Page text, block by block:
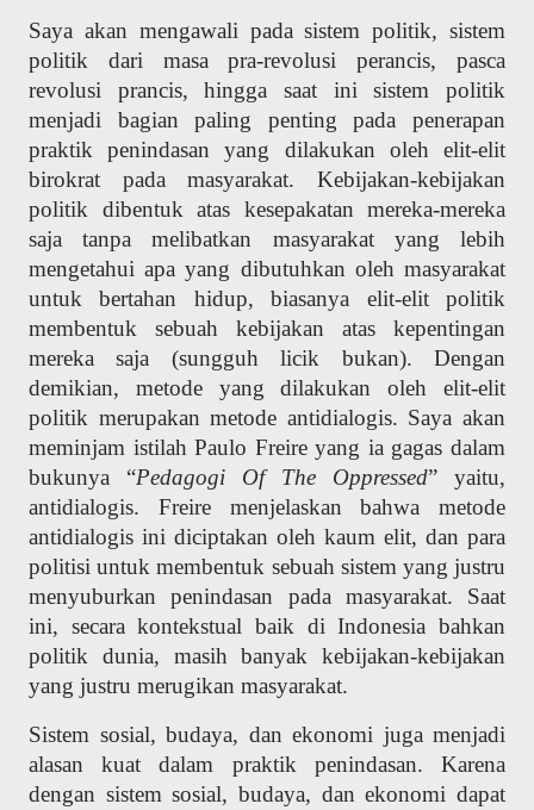
Saya akan mengawali pada sistem politik, sistem
politik dari masa pra-revolusi perancis, pasca
revolusi prancis, hingga saat ini sistem politik
menjadi bagian paling penting pada penerapan
praktik penindasan yang dilakukan oleh elit-elit
birokrat pada masyarakat. Kebijakan-kebijakan
politik dibentuk atas kesepakatan mereka-mereka
saja tanpa melibatkan masyarakat yang lebih
mengetahui apa yang dibutuhkan oleh masyarakat
untuk bertahan hidup, biasanya elit-elit politik
membentuk sebuah kebijakan atas kepentingan
mereka saja (sungguh licik bukan). Dengan
demikian, metode yang dilakukan oleh elit-elit
politik merupakan metode antidialogis. Saya akan
meminjam istilah Paulo Freire yang ia gagas dalam
bukunya “Pedagogi Of The Oppressed” yaitu,
antidialogis. Freire menjelaskan bahwa metode
antidialogis ini diciptakan oleh kaum elit, dan para
politisi untuk membentuk sebuah sistem yang justru
menyuburkan penindasan pada masyarakat. Saat
ini, secara kontekstual baik di Indonesia bahkan
politik dunia, masih banyak kebijakan-kebijakan
yang justru merugikan masyarakat.
Sistem sosial, budaya, dan ekonomi juga menjadi
alasan kuat dalam praktik penindasan. Karena
dengan sistem sosial, budaya, dan ekonomi dapat